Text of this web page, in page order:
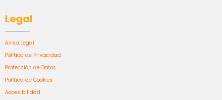
Legal
Aviso Legal
Política de Privacidad
Protección de Datos
Política de Cookies
Accesibilidad